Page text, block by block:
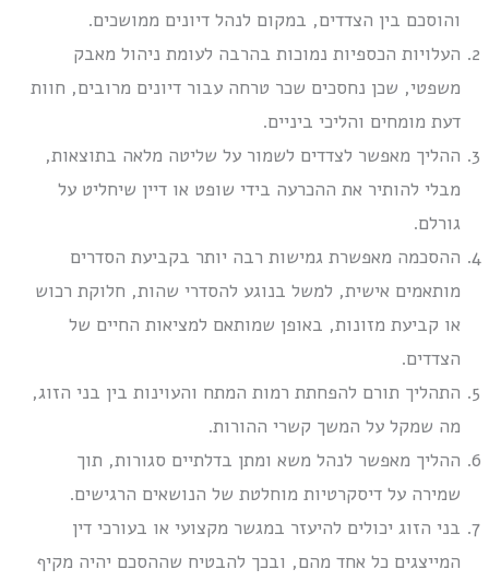
והוסכם בין הצדדים, במקום לנהל דיונים ממושכים.
העלויות הכספיות נמוכות בהרבה לעומת ניהול מאבק
משפטי, שכן נחסכים שכר טרחה עבור דיונים מרובים, חוות
דעת מומחים והליכי ביניים.
ההליך מאפשר לצדדים לשמור על שליטה מלאה בתוצאות,
מבלי להותיר את ההכרעה בידי שופט או דיין שיחליט על
גורלם.
ההסכמה מאפשרת גמישות רבה יותר בקביעת הסדרים
מותאמים אישית, למשל בנוגע להסדרי שהות, חלוקת רכוש
או קביעת מזונות, באופן שמותאם למציאות החיים של
הצדדים.
התהליך תורם להפחתת רמות המתח והעוינות בין בני הזוג,
מה שמקל על המשך קשרי ההורות.
ההליך מאפשר לנהל משא ומתן בדלתיים סגורות, תוך
שמירה על דיסקרטיות מוחלטת של הנושאים הרגישים.
בני הזוג יכולים להיעזר במגשר מקצועי או בעורכי דין
המייצגים כל אחד מהם, ובכך להבטיח שההסכם יהיה מקיף